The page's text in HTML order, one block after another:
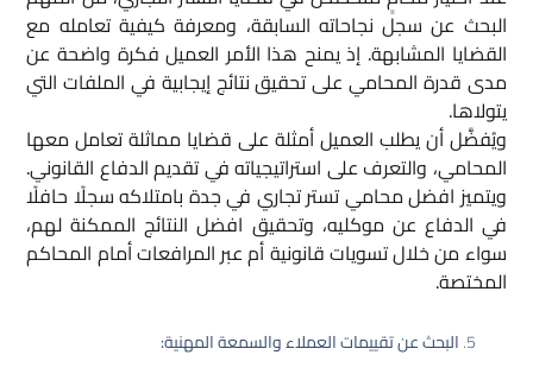
البحث عن سجل نجاحاته السابقة، ومعرفة كيفية تعامله مع
القضايا المشابهة. إذ يمنح هذا الأمر العميل فكرة واضحة عن
مدى قدرة المحامي على تحقيق نتائج إيجابية في الملفات التي
يتولاها.
ويُفضَّل أن يطلب العميل أمثلة على قضايا مماثلة تعامل معها
المحامي، والتعرف على استراتيجياته في تقديم الدفاع القانوني.
ويتميز افضل محامي تستر تجاري في جدة بامتلاكه سجلًا حافلًا
في الدفاع عن موكليه، وتحقيق افضل النتائج الممكنة لهم،
سواء من خلال تسويات قانونية أم عبر المرافعات أمام المحاكم
المختصة.
البحث عن تقييمات العملاء والسمعة المهنية: